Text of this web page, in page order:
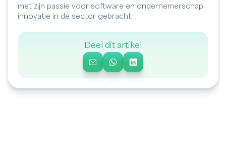
met zijn passie voor software en ondernemerschap
innovatie in de sector gebracht.
Deel dit artikel